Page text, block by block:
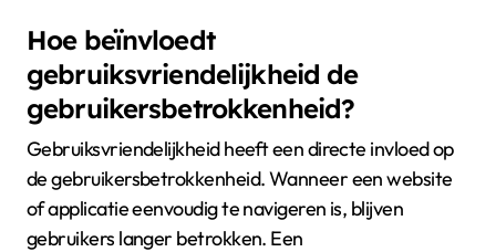
Hoe beïnvloedt
gebruiksvriendelijkheid de
gebruikersbetrokkenheid?
Gebruiksvriendelijkheid heeft een directe invloed op
de gebruikersbetrokkenheid. Wanneer een website
of applicatie eenvoudig te navigeren is, blijven
gebruikers langer betrokken. Een